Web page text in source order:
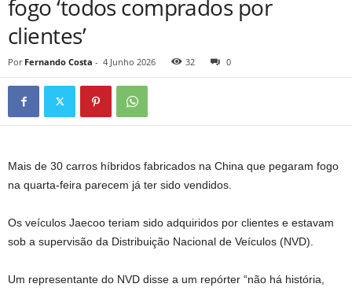
fogo ‘todos comprados por
clientes’
Por Fernando Costa - 4 Junho 2026 32 0
Mais de 30 carros híbridos fabricados na China que pegaram fogo
na quarta-feira parecem já ter sido vendidos.
Os veículos Jaecoo teriam sido adquiridos por clientes e estavam
sob a supervisão da Distribuição Nacional de Veículos (NVD).
Um representante do NVD disse a um repórter “não há história,